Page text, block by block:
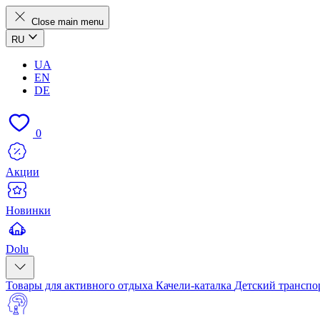
Close main menu
RU
UA
EN
DE
0
Акции
Новинки
Dolu
Товары для активного отдыха Качели-каталка Детский